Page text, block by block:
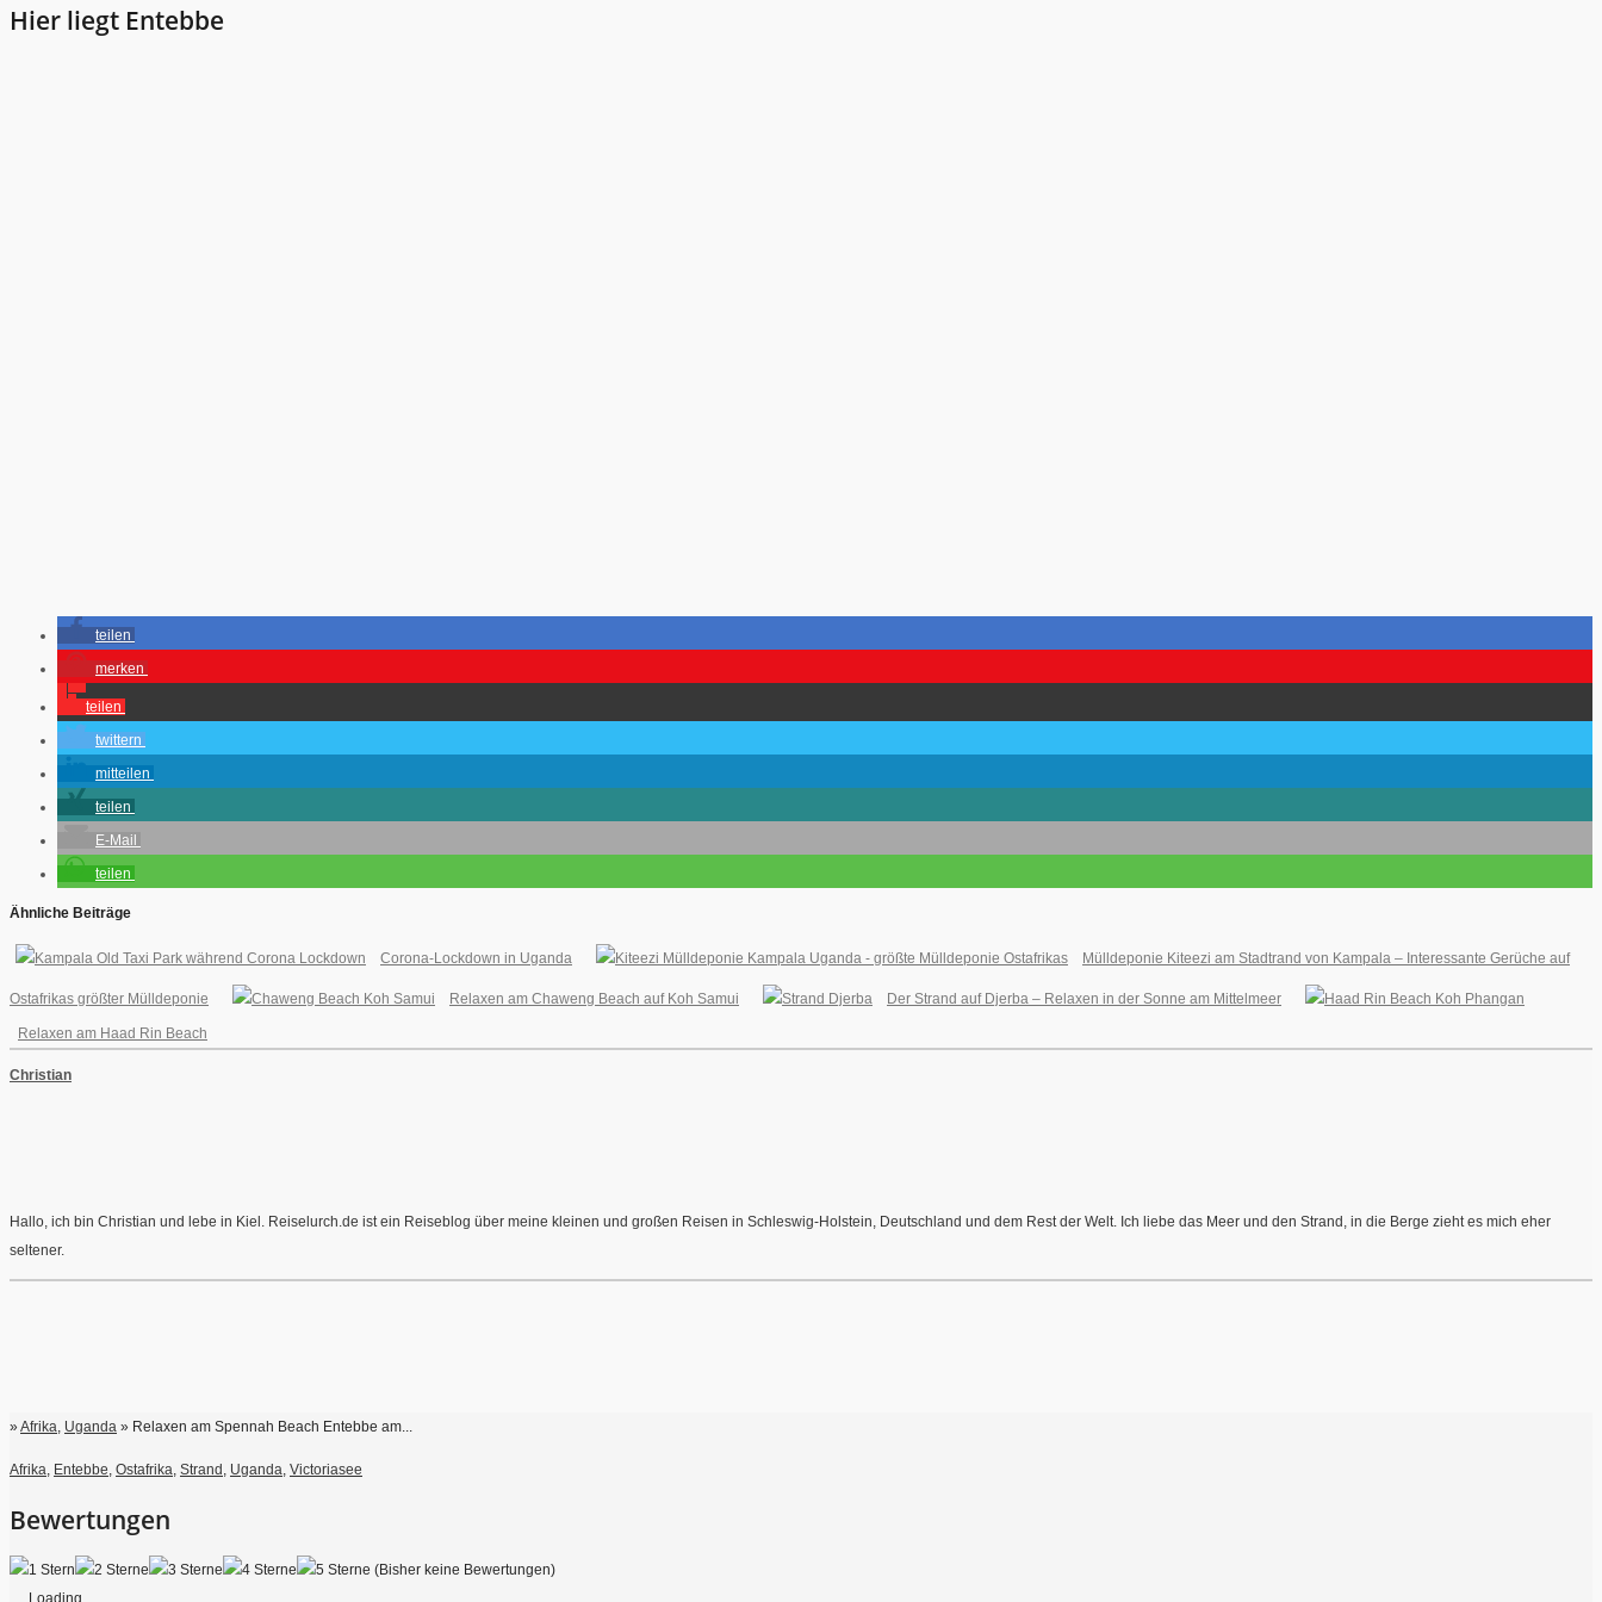
Hier liegt Entebbe
teilen
merken
teilen
twittern
mitteilen
teilen
E-Mail
teilen
Ähnliche Beiträge
Corona-Lockdown in Uganda Mülldeponie Kiteezi am Stadtrand von Kampala – Interessante Gerüche auf
Ostafrikas größter Mülldeponie Relaxen am Chaweng Beach auf Koh Samui Der Strand auf Djerba – Relaxen in der Sonne am Mittelmeer
Relaxen am Haad Rin Beach
Christian
Hallo, ich bin Christian und lebe in Kiel. Reiselurch.de ist ein Reiseblog über meine kleinen und großen Reisen in Schleswig-Holstein, Deutschland und dem Rest der Welt. Ich liebe das Meer und den Strand, in die Berge zieht es mich eher
seltener.
»Afrika, Uganda » Relaxen am Spennah Beach Entebbe am...
Afrika, Entebbe, Ostafrika, Strand , Uganda, Victoriasee
Bewertungen
(Bisher keine Bewertungen)